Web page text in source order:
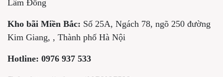
Lâm Đồng
Kho bãi Miền Bắc: Số 25A, Ngách 78, ngõ 250 đường
Kim Giang, , Thành phố Hà Nội
Hotline: 0976 937 533